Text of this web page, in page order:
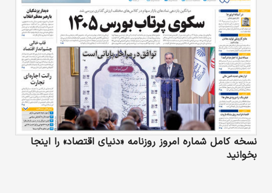
نسخه کامل شماره امروز روزنامه «دنیای‌ اقتصاد» را اینجا
بخوانید